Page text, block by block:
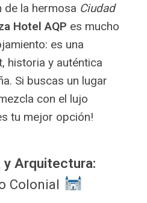
de madera
creando una
acogedora y
de la hermosa Ciudad
Hotel AQP es mucho
es una
historia y auténtica
Si buscas un lugar
con el lujo
tu mejor opción!
y Arquitectura:
Colonial